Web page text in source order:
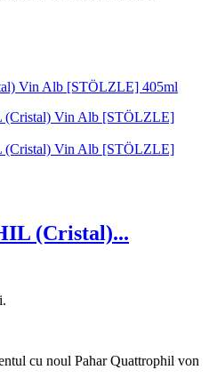
(Cristal)...
cu noul Pahar Quattrophil von